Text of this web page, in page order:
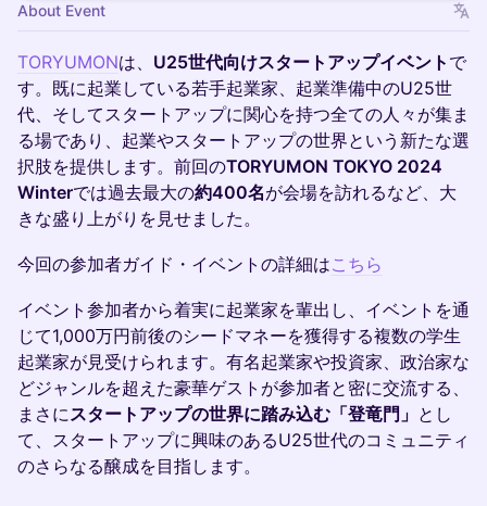
About Event
TORYUMONは、 U25世代向けスタートアップイベント で
す。既に起業している若手起業家、起業準備中のU25世
代、そしてスタートアップに関心を持つ全ての人々が集ま
る場であり、起業やスタートアップの世界という新たな選
択肢を提供します。前回のTORYUMON TOKYO 2024
Winterでは過去最大の約400名が会場を訪れるなど、大
きな盛り上がりを見せました。
今回の参加者ガイド・イベントの詳細はこちら
イベント参加者から着実に起業家を輩出し、イベントを通
じて1,000万円前後のシードマネーを獲得する複数の学生
起業家が見受けられます。有名起業家や投資家、政治家な
どジャンルを超えた豪華ゲストが参加者と密に交流する、
まさにスタートアップの世界に踏み込む「登竜門」 とし
て、スタートアップに興味のあるU25世代のコミュニティ
のさらなる醸成を目指します。